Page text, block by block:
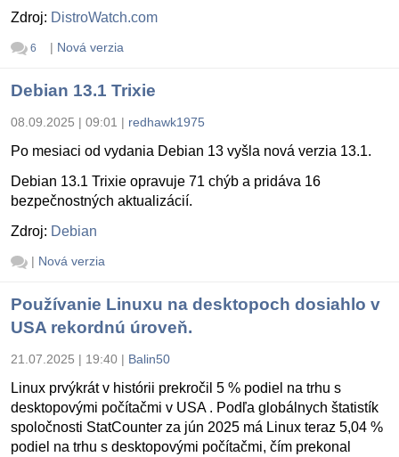
Zdroj: DistroWatch.com
6 | Nová verzia
Debian 13.1 Trixie
08.09.2025 | 09:01 | redhawk1975
Po mesiaci od vydania Debian 13 vyšla nová verzia 13.1.
Debian 13.1 Trixie opravuje 71 chýb a pridáva 16
bezpečnostných aktualizácií.
Zdroj: Debian
| Nová verzia
Používanie Linuxu na desktopoch dosiahlo v
USA rekordnú úroveň.
21.07.2025 | 19:40 | Balin50
Linux prvýkrát v histórii prekročil 5 % podiel na trhu s
desktopovými počítačmi v USA . Podľa globálnych štatistík
spoločnosti StatCounter za jún 2025 má Linux teraz 5,04 %
podiel na trhu s desktopovými počítačmi, čím prekonal